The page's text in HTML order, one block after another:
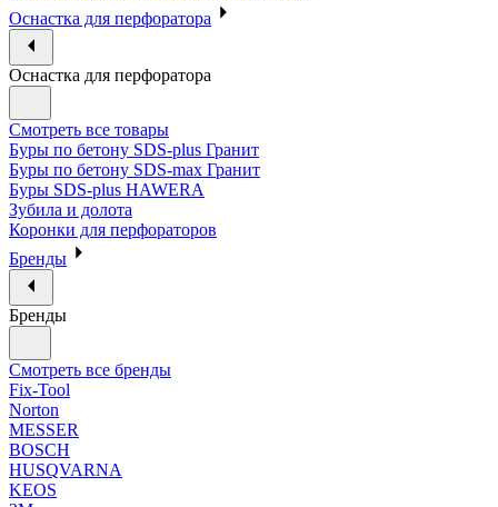
Оснастка для перфоратора
Оснастка для перфоратора
Смотреть все товары
Буры по бетону SDS-plus Гранит
Буры по бетону SDS-max Гранит
Буры SDS-plus HAWERA
Зубила и долота
Коронки для перфораторов
Бренды
Бренды
Смотреть все бренды
Fix-Tool
Norton
MESSER
BOSCH
HUSQVARNA
KEOS